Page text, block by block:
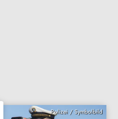
Polizei / Symbolbild